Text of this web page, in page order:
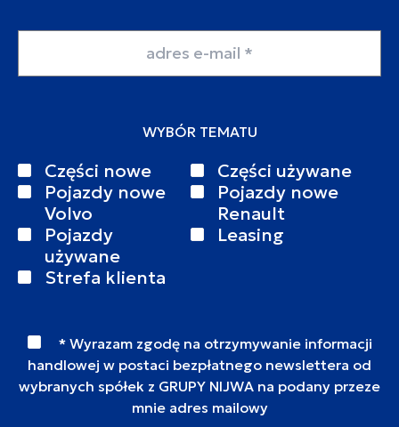
WYBÓR TEMATU
Części nowe
Części używane
Pojazdy nowe
Volvo
Pojazdy nowe
Renault
Pojazdy
używane
Leasing
Strefa klienta
* Wyrazam zgodę na otrzymywanie informacji
handlowej w postaci bezpłatnego newslettera od
wybranych spółek z GRUPY NIJWA na podany przeze
mnie adres mailowy